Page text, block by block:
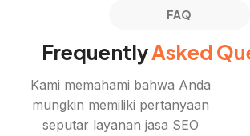
FAQ
FrequentlyAsked
Kami memahami bahwa Anda
mungkin memiliki pertanyaan
seputar layanan jasa SEO